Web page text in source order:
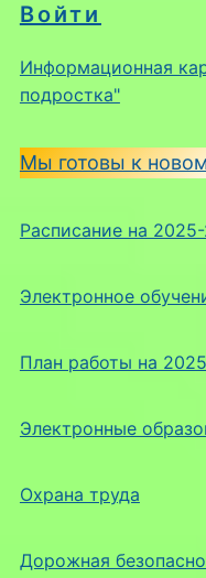
Войти
Информационная
подростка"
Мы готовы к
Расписание на
Электронное
План работы на
Электронные
Охрана труда
Дорожная